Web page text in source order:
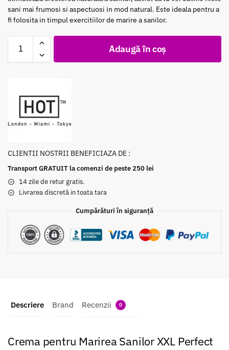
sani mai frumosi si aspectuosi in mod natural. Este ideala pentru a
fi folosita in timpul exercitiilor de marire a sanilor.
Adaugă în coș
CLIENTII NOSTRII BENEFICIAZA DE :
Transport GRATUIT la comenzi de peste 250 lei
14 zile de retur gratis.
Livrarea discretă in toata tara
Cumpărături în siguranță
Descriere Brand Recenzii 0
Crema pentru Marirea Sanilor XXL Perfect